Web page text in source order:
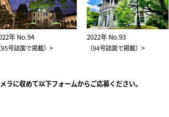
年 No.94
95号誌面で掲載） >
2022年 No.93
（94号誌面で掲載） >
ラに収めて以下フォームからご応募ください。